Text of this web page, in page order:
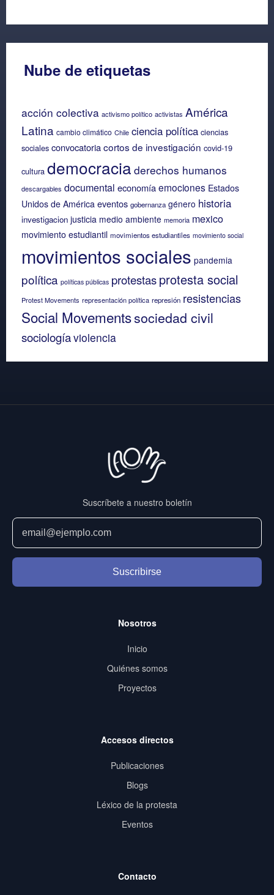
Nube de etiquetas
acción colectiva activismo político activistas América
Latina cambio climático Chile ciencia política ciencias
sociales convocatoriacortos de investigación covid-19
cultura democracia derechos humanos
descargables documental economíaemociones Estados
Unidos de América eventos gobernanza género historia
investigacion justicia medio ambiente memoria mexico
movimiento estudiantil movimientos estudiantiles movimiento social
movimientos sociales pandemia
política políticas públicas protestasprotesta social
Protest Movements representación política represión resistencias
Social Movementssociedad civil
sociologíaviolencia
Suscríbete a nuestro boletín
Suscribirse
Nosotros
Inicio
Quiénes somos
Proyectos
Accesos directos
Publicaciones
Blogs
Léxico de la protesta
Eventos
Contacto